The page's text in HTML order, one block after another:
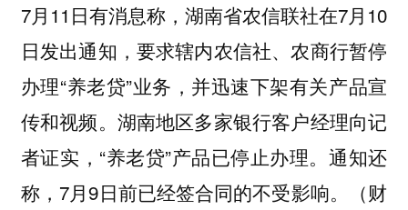
7月11日有消息称，湖南省农信联社在7月10
日发出通知，要求辖内农信社、农商行暂停
办理“养老贷”业务，并迅速下架有关产品宣
传和视频。湖南地区多家银行客户经理向记
者证实，“养老贷”产品已停止办理。通知还
称，7月9日前已经签合同的不受影响。（财